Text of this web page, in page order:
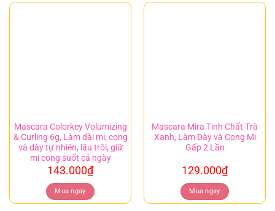
Mascara Colorkey Volumizing
& Curling 6g, Làm dài mi, cong
và dày tự nhiên, lâu trôi, giữ
mi cong suốt cả ngày
143.000₫
Mua ngay
Mascara Mira Tinh Chất Trà
Xanh, Làm Dày và Cong Mi
Gấp 2 Lần
129.000₫
Mua ngay